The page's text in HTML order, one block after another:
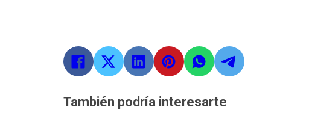
También podría interesarte